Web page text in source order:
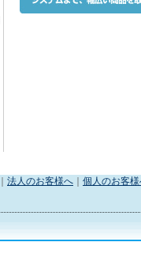
法人のお客様へ 個人のお客